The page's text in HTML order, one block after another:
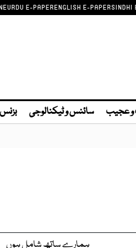
URDU E-PAPERENGLISH E-PAPERSINDHI
عجیب سائنس و ٹیکنالوجی بزنس
ہمارے ساتھ شامل ہوں